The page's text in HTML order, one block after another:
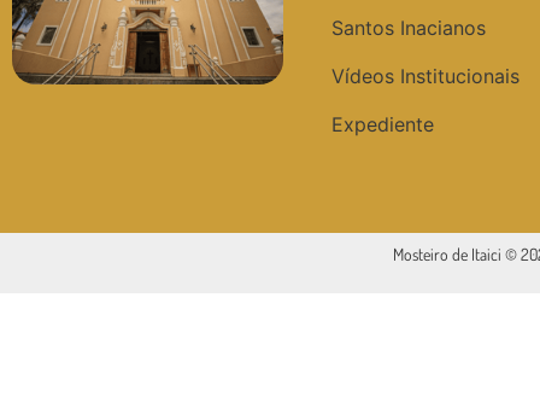
Santos Inacianos
Vídeos Institucionais
Expediente
Mosteiro de Itaici ©